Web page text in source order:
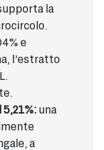
la
e
l’estratto
una
a